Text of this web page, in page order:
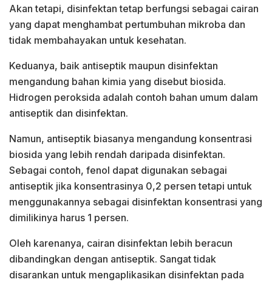
Akan tetapi, disinfektan tetap berfungsi sebagai cairan
yang dapat menghambat pertumbuhan mikroba dan
tidak membahayakan untuk kesehatan.
Keduanya, baik antiseptik maupun disinfektan
mengandung bahan kimia yang disebut biosida.
Hidrogen peroksida adalah contoh bahan umum dalam
antiseptik dan disinfektan.
Namun, antiseptik biasanya mengandung konsentrasi
biosida yang lebih rendah daripada disinfektan.
Sebagai contoh, fenol dapat digunakan sebagai
antiseptik jika konsentrasinya 0,2 persen tetapi untuk
menggunakannya sebagai disinfektan konsentrasi yang
dimilikinya harus 1 persen.
Oleh karenanya, cairan disinfektan lebih beracun
dibandingkan dengan antiseptik. Sangat tidak
disarankan untuk mengaplikasikan disinfektan pada